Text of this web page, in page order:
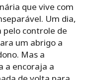
que vive com
Um dia,
pelo controle de
um abrigo a
Mas a
a encoraja a